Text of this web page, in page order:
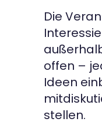
Die
offen –
Ideen
stellen.